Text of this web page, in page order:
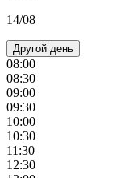
14/08
Другой день
08:00
08:30
09:00
09:30
10:00
10:30
11:30
12:30